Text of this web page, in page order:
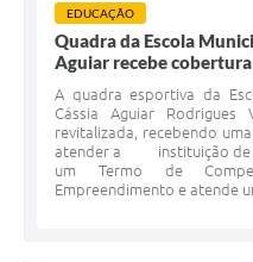
EDUCAÇÃO
Quadra da Escola
Aguiar recebe
A quadra esportiva da
Cássia Aguiar Rodrigues
revitalizada, recebendo
atender a instituição de
um Termo de
Empreendimento e atende